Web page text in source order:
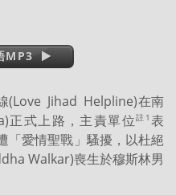
MP3
(Love Jihad Helpline)在南
正式上路，主責單位註1 表
「愛情聖戰」騷擾，以杜絕
Walkar)喪生於穆斯林男